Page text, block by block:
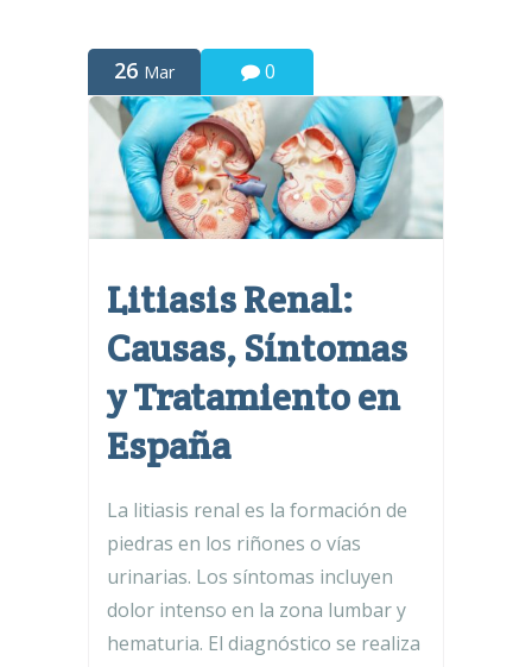
26 Mar 0
Litiasis Renal:
Causas, Síntomas
y Tratamiento en
España
La litiasis renal es la formación de
piedras en los riñones o vías
urinarias. Los síntomas incluyen
dolor intenso en la zona lumbar y
hematuria. El diagnóstico se realiza